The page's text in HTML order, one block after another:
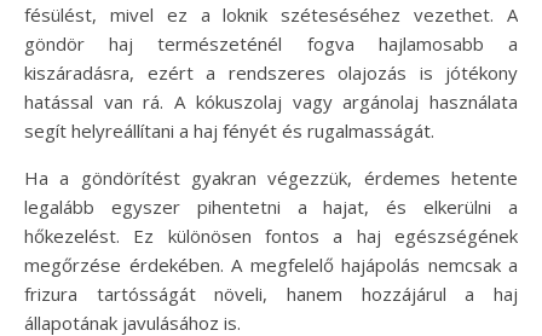
fésülést, mivel ez a loknik széteséséhez vezethet. A
göndör haj természeténél fogva hajlamosabb a
kiszáradásra, ezért a rendszeres olajozás is jótékony
hatással van rá. A kókuszolaj vagy argánolaj használata
segít helyreállítani a haj fényét és rugalmasságát.
Ha a göndörítést gyakran végezzük, érdemes hetente
legalább egyszer pihentetni a hajat, és elkerülni a
hőkezelést. Ez különösen fontos a haj egészségének
megőrzése érdekében. A megfelelő hajápolás nemcsak a
frizura tartósságát növeli, hanem hozzájárul a haj
állapotának javulásához is.